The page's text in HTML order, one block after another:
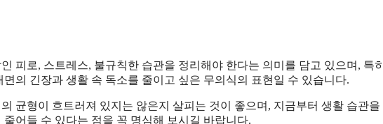
피로, 스트레스, 불규칙한 습관을 정리해야 한다는 의미를 담고 있으며, 특
의 긴장과 생활 속 독소를 줄이고 싶은 무의식의 표현일 수 있습니다.
균형이 흐트러져 있지는 않은지 살피는 것이 좋으며, 지금부터 생활 습관을
어들 수 있다는 점을 꼭 명심해 보시길 바랍니다.